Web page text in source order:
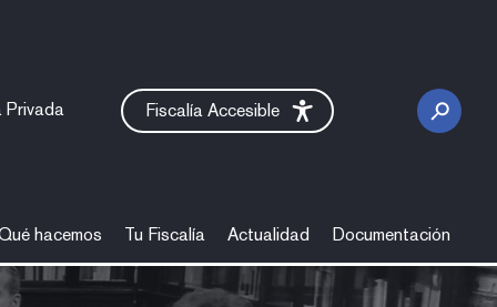
Fiscalía Accesible
Privada
hacemos Tu Fiscalía Actualidad Documentación
Castilla-La Mancha